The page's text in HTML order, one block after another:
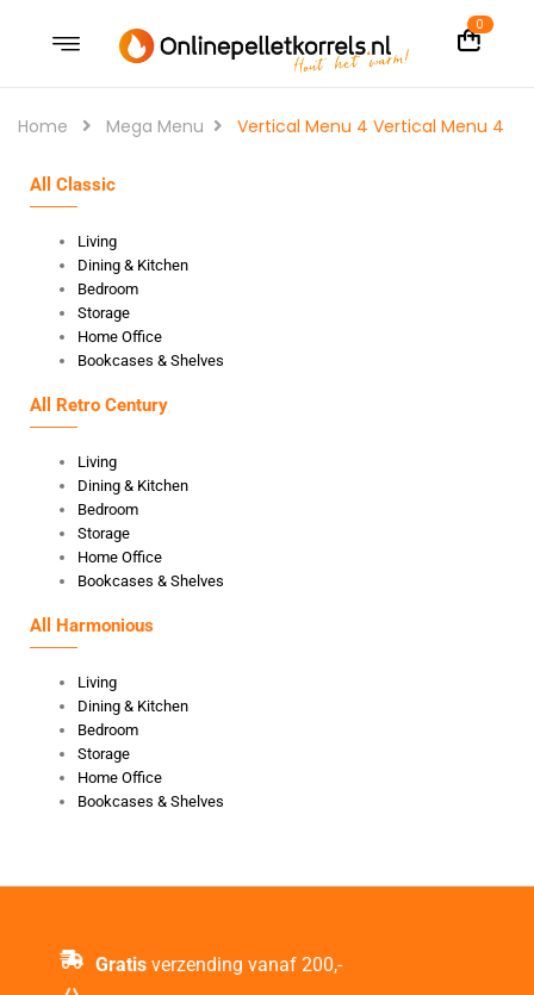
0
Home Mega Menu Vertical Menu 4 Vertical Menu 4
All Classic
Living
Dining & Kitchen
Bedroom
Storage
Home Office
Bookcases & Shelves
All Retro Century
Living
Dining & Kitchen
Bedroom
Storage
Home Office
Bookcases & Shelves
All Harmonious
Living
Dining & Kitchen
Bedroom
Storage
Home Office
Bookcases & Shelves
Gratis verzending vanaf 200,-